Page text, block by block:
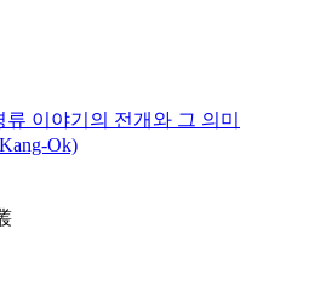
이야기의 전개와 그 의미
Ok)